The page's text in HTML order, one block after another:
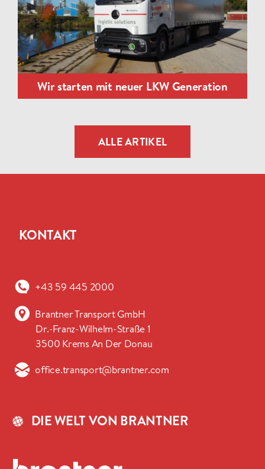
Wir starten mit neuer LKW Generation
ALLE ARTIKEL
DIE WELT VON BRANTNER
KONTAKT
+43 59 445 2000
Brantner Transport GmbH
Dr.-Franz-Wilhelm-Straße 1
3500 Krems An Der Donau
office.transport@brantner.com